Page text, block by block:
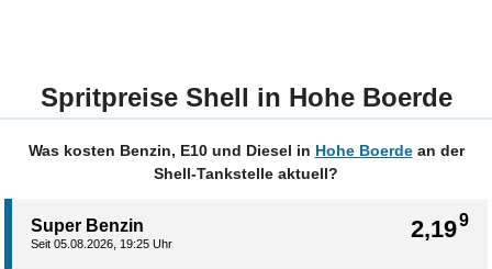
Spritpreise Shell in Hohe Boerde
Was kosten Benzin, E10 und Diesel in Hohe Boerdean der
Shell-Tankstelle aktuell?
2,199
Super Benzin
Seit 05.08.2026, 19:25 Uhr